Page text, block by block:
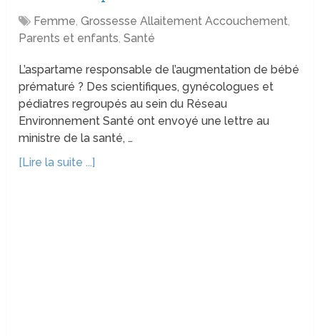
Femme,Grossesse Allaitement Accouchement,
Parents et enfants,Santé
L’aspartame responsable de l’augmentation de bébé
prématuré ? Des scientifiques, gynécologues et
pédiatres regroupés au sein du Réseau
Environnement Santé ont envoyé une lettre au
ministre de la santé, …
[Lire la suite ...]